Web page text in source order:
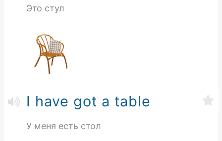
Это стул
I have got a table
У меня есть стол